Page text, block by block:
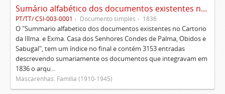
Sumário alfabético dos documentos existentes no Cartório da Ilustríssima e Excelentíssima Casa dos senhores condes de Palma, Óbidos e Sabugal
PT/TT/ CSI-003-0001 Documento simples 1836
O "Summario alfabetico dos documentos existentes no Cartorio
da Illma. e Exma. Casa dos Senhores Condes de Palma, Obidos e
Sabugal", tem um índice no final e contém 3153 entradas
descrevendo sumariamente os documentos que integravam em
1836 o arqu...
Mascarenhas. Família (1910-1945)